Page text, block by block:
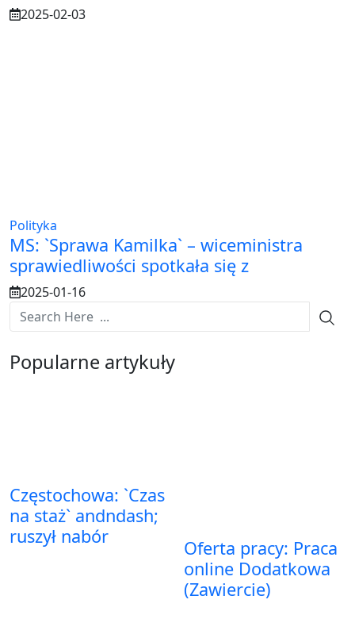
2025-02-03
Polityka
MS: `Sprawa Kamilka` – wiceministra
sprawiedliwości spotkała się z
2025-01-16
Popularne artykuły
Częstochowa: `Czas
na staż` andndash;
ruszył nabór
Oferta pracy: Praca
online Dodatkowa
(Zawiercie)